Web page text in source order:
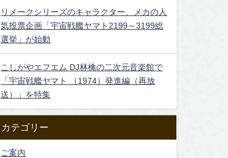
リメークシリーズのキャラクター、メカの人
気投票企画「宇宙戦艦ヤマト2199～3199総
選挙」が始動
こしがやエフエム DJ林檎の二次元音楽館で
「宇宙戦艦ヤマト （1974）発進編（再放
送）」を特集
カテゴリー
ご案内